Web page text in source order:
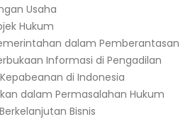
Usaha
Hukum
dalam Pemberantasan
Informasi di Pengadilan
Kepabeanan di Indonesia
dalam Permasalahan Hukum
Bisnis